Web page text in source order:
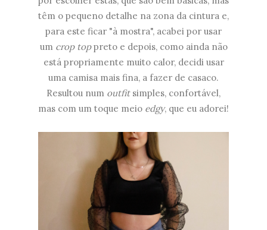
têm o pequeno detalhe na zona da cintura e,
para este ficar "à mostra", acabei por usar
um crop toppreto e depois, como ainda não
está propriamente muito calor, decidi usar
uma camisa mais fina, a fazer de casaco.
Resultou num outfit simples, confortável,
mas com um toque meio edgy, que eu adorei!